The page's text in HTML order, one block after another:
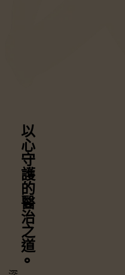
以心守護
的醫治之道
⚬